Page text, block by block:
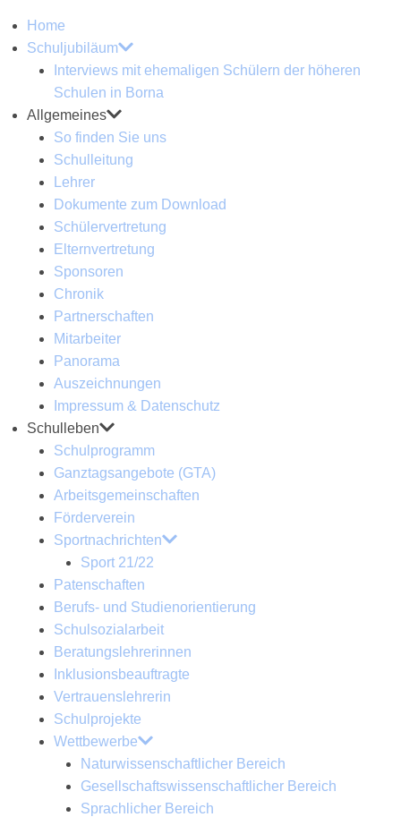
Home
Schuljubiläum
Interviews mit ehemaligen Schülern der höheren
Schulen in Borna
Allgemeines
So finden Sie uns
Schulleitung
Lehrer
Dokumente zum Download
Schülervertretung
Elternvertretung
Sponsoren
Chronik
Partnerschaften
Mitarbeiter
Panorama
Auszeichnungen
Impressum & Datenschutz
Schulleben
Schulprogramm
Ganztagsangebote (GTA)
Arbeitsgemeinschaften
Förderverein
Sportnachrichten
Sport 21/22
Patenschaften
Berufs- und Studienorientierung
Schulsozialarbeit
Beratungslehrerinnen
Inklusionsbeauftragte
Vertrauenslehrerin
Schulprojekte
Wettbewerbe
Naturwissenschaftlicher Bereich
Gesellschaftswissenschaftlicher Bereich
Sprachlicher Bereich